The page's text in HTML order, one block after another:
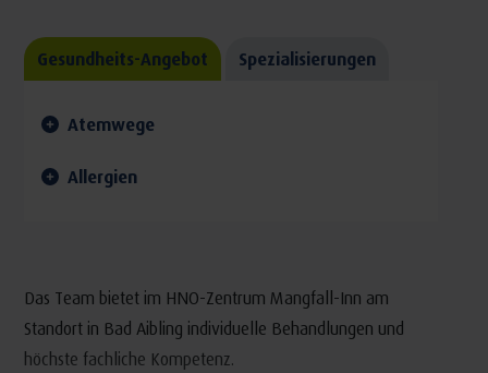
Gesundheits-Angebot Spezialisierungen
Atemwege
Allergien
Das Team bietet im HNO-Zentrum Mangfall-Inn am
Standort in Bad Aibling individuelle Behandlungen und
höchste fachliche Kompetenz.